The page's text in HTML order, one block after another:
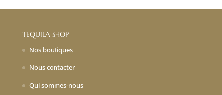
était : est :
TEQUILA SHOP
Nos boutiques
Nous contacter
Qui sommes-nous